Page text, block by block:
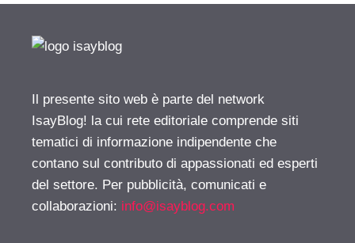
Il presente sito web è parte del network
IsayBlog! la cui rete editoriale comprende siti
tematici di informazione indipendente che
contano sul contributo di appassionati ed esperti
del settore. Per pubblicità, comunicati e
collaborazioni: info@isayblog.com